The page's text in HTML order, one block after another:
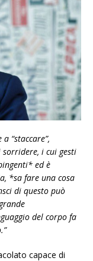
“staccare”,
sorridere, i cui gesti
ed è
*sa fare una cosa
di questo può
del corpo fa
capace di